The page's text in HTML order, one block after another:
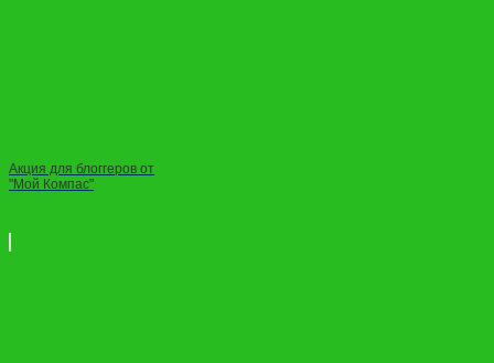
Акция для блоггеров от
"Мой Компас"